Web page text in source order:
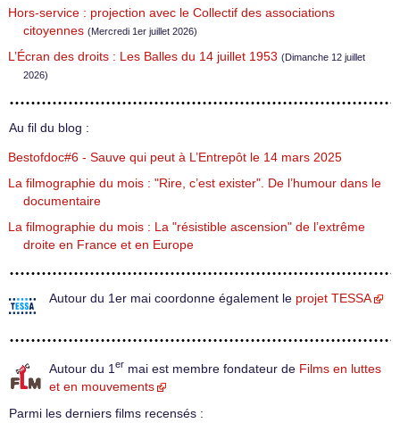
Hors-service : projection avec le Collectif des associations
citoyennes (Mercredi 1er juillet 2026)
L’Écran des droits : Les Balles du 14 juillet 1953 (Dimanche 12 juillet
2026)
Au fil du blog :
Bestofdoc#6 - Sauve qui peut à L’Entrepôt le 14 mars 2025
La filmographie du mois : "Rire, c’est exister". De l’humour dans le
documentaire
La filmographie du mois : La "résistible ascension" de l’extrême
droite en France et en Europe
Autour du 1er mai coordonne également le projet TESSA
Autour du 1 er mai est membre fondateur de Films en luttes
et en mouvements
Parmi les derniers films recensés :